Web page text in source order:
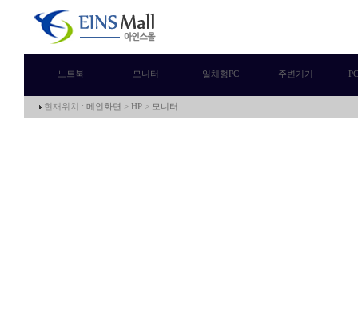
노트북 모니터 일체형PC 주변기기
현재위치 : 메인화면 > HP > 모니터